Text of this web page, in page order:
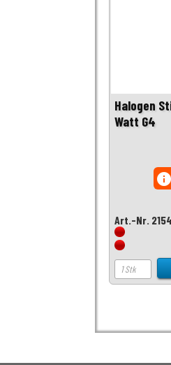
Halogen
Watt G4
Art.-Nr.